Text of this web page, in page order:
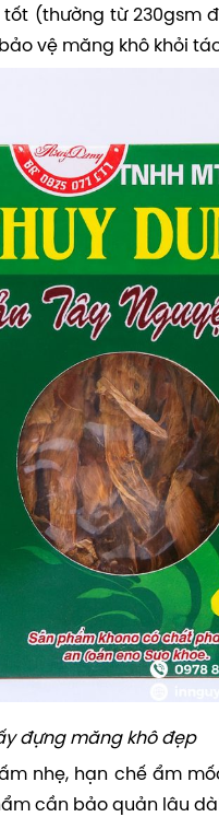
(thường từ 230gsm
vệ măng khô khỏi
đựng măng khô đẹp
nhẹ, hạn chế ẩm
cần bảo quản lâu